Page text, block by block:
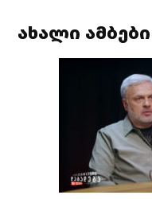
ახალი ამბები